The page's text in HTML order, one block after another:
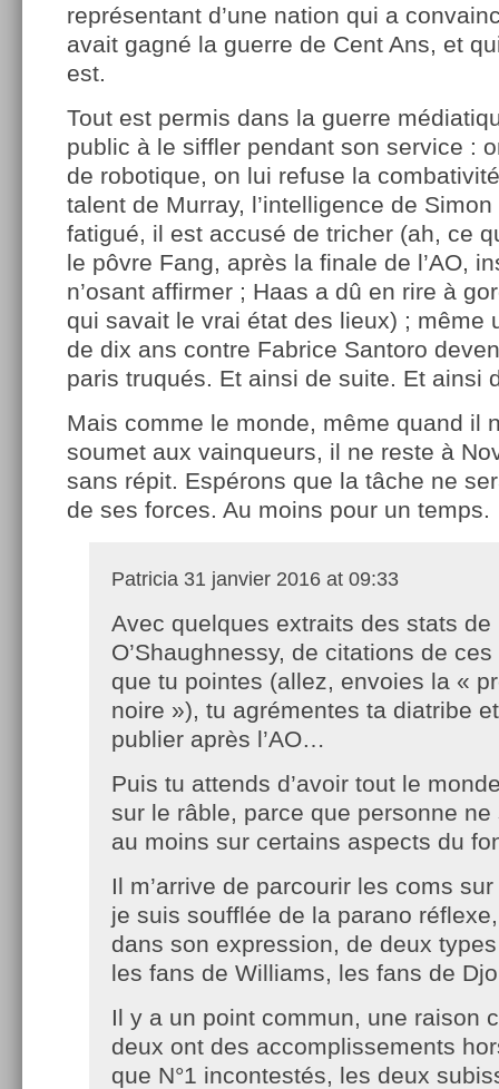
représentant d’une nation qui a
avait gagné la guerre de Cent Ans, et
est.
Tout est permis dans la guerre
public à le siffler pendant son service :
de robotique, on lui refuse la
talent de Murray, l’intelligence de
fatigué, il est accusé de tricher (ah, ce
le pôvre Fang, après la finale de l’AO,
n’osant affirmer ; Haas a dû en rire à
qui savait le vrai état des lieux) ; même
de dix ans contre Fabrice Santoro
paris truqués. Et ainsi de suite. Et ainsi
Mais comme le monde, même quand il
soumet aux vainqueurs, il ne reste à
sans répit. Espérons que la tâche ne
de ses forces. Au moins pour un temps.
Patricia 31 janvier 2016 at 09:33
Avec quelques extraits des stats de
O’Shaughnessy, de citations de
que tu pointes (allez, envoies la «
noire »), tu agrémentes ta diatribe
publier après l’AO…
Puis tu attends d’avoir tout le
sur le râble, parce que personne
au moins sur certains aspects du
Il m’arrive de parcourir les coms
je suis soufflée de la parano
dans son expression, de deux
les fans de Williams, les fans de
Il y a un point commun, une raison
deux ont des accomplissements
que N°1 incontestés, les deux